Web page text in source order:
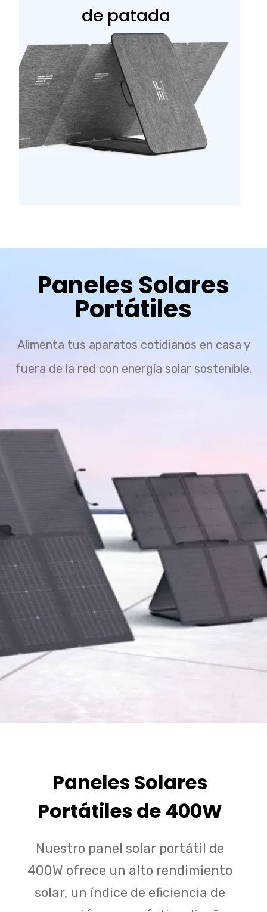
de patada
Paneles Solares
Portátiles
Alimenta tus aparatos cotidianos en casa y
fuera de la red con energía solar sostenible.
Paneles Solares
Portátiles de 400W
Nuestro panel solar portátil de
400W ofrece un alto rendimiento
solar, un índice de eficiencia de